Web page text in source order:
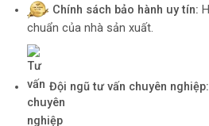
Chính sách bảo hành uy tín:
chuẩn của nhà sản xuất.
Đội ngũ tư vấn chuyên nghiệp: